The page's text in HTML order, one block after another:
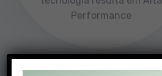
Performance